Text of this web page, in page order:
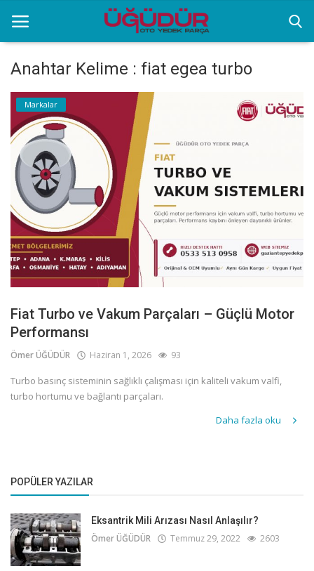
Anasayfa
Markalar
Ürünlerimiz
Sektörel Bilgiler
Galeri
İletişim
Anahtar Kelime : fiat egea turbo
Markalar
Fiat Turbo ve Vakum Parçaları – Güçlü Motor
Performansı
Ömer ÜĞÜDÜR Haziran 1, 2026 93
Turbo basınç sisteminin sağlıklı çalışması için kaliteli vakum valfi,
turbo hortumu ve bağlantı parçaları.
Daha fazla oku
POPÜLER YAZILAR
Eksantrik Mili Arızası Nasıl Anlaşılır?
Ömer ÜĞÜDÜR Temmuz 29, 2022 2603